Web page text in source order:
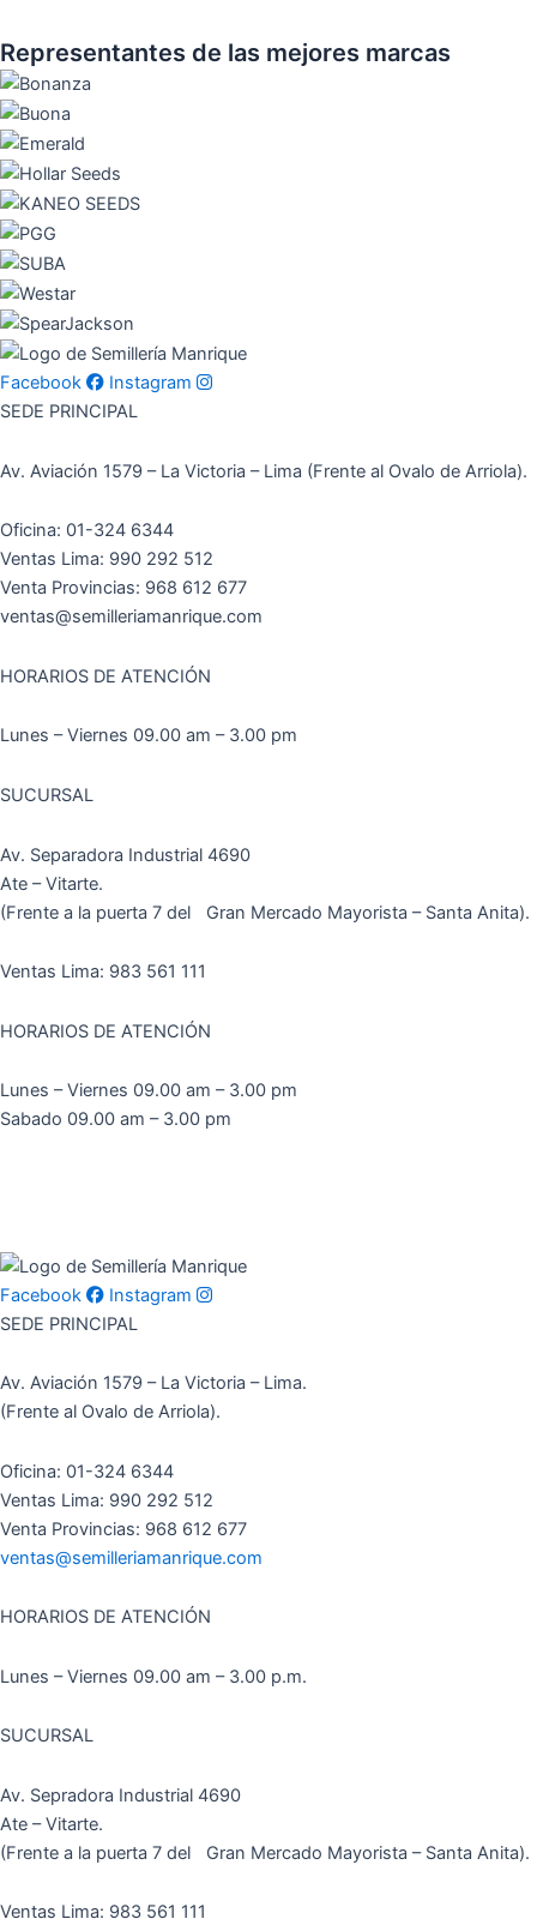
Representantes de las mejores marcas
Facebook
Instagram
SEDE PRINCIPAL
Av. Aviación 1579 – La Victoria – Lima (Frente al Ovalo de Arriola).
Oficina: 01-324 6344
Ventas Lima: 990 292 512
Venta Provincias: 968 612 677
ventas@semilleriamanrique.com
HORARIOS DE ATENCIÓN
Lunes – Viernes 09.00 am – 3.00 pm
SUCURSAL
Av. Separadora Industrial 4690
Ate – Vitarte.
(Frente a la puerta 7 del Gran Mercado Mayorista – Santa Anita).
Ventas Lima: 983 561 111
HORARIOS DE ATENCIÓN
Lunes – Viernes 09.00 am – 3.00 pm
Sabado 09.00 am – 3.00 pm
Facebook
Instagram
SEDE PRINCIPAL
Av. Aviación 1579 – La Victoria – Lima.
(Frente al Ovalo de Arriola).
Oficina: 01-324 6344
Ventas Lima: 990 292 512
Venta Provincias: 968 612 677
ventas@semilleriamanrique.com
HORARIOS DE ATENCIÓN
Lunes – Viernes 09.00 am – 3.00 p.m.
SUCURSAL
Av. Sepradora Industrial 4690
Ate – Vitarte.
(Frente a la puerta 7 del Gran Mercado Mayorista – Santa Anita).
Ventas Lima: 983 561 111